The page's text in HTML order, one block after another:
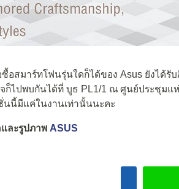
ซื้อสมาร์ทโฟนรุ่นใดก็ได้ของ Asus ยังได้รั
ก็ไปพบกันได้ที่ บูธ PL1/1 ณ ศูนย์ประชุมแ
นนี้มีแค่ในงานเท่านั้นนะคะ
ละรูปภาพ ASUS